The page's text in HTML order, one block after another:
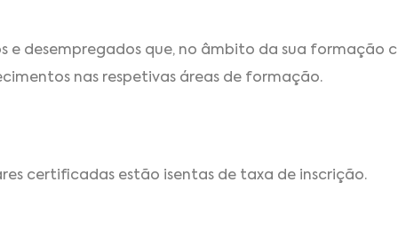
e desempregados que, no âmbito da sua formação
nas respetivas áreas de formação.
certificadas estão isentas de taxa de inscrição.